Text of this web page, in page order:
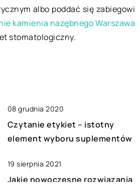
albo poddać się zabiegowi
kamienia nazębnego Warszawa
stomatologiczny.
08 grudnia 2020
Czytanie etykiet – istotny
element wyboru suplementów
19 sierpnia 2021
Jakie nowoczesne rozwiązania